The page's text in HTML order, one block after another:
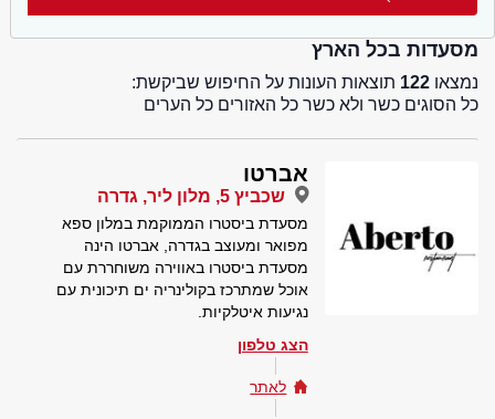
מסעדות בכל הארץ
נמצאו 122 תוצאות העונות על החיפוש שביקשת:
כל הסוגים כשר ולא כשר כל האזורים כל הערים
אברטו
שכביץ 5, מלון ליר, גדרה
מסעדת ביסטרו הממוקמת במלון ספא
מפואר ומעוצב בגדרה, אברטו הינה
מסעדת ביסטרו באווירה משוחררת עם
אוכל שמתרכז בקולינריה ים תיכונית עם
נגיעות איטלקיות.
הצג טלפון
לאתר